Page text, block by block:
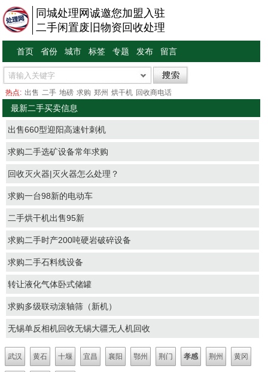
同城处理网诚邀您加盟入驻
二手闲置废旧物资回收处理
首页 省份 城市 标签 专题 发布 留言
热点: 出售 二手 地磅 求购 郑州 烘干机 回收商电话
最新二手买卖信息
出售660型迎阳高速针刺机
求购二手选矿设备常年求购
回收灭火器|灭火器怎么处理？
求购一台98新的电动车
二手烘干机出售95新
求购二手时产200吨硬岩破碎设备
求购二手石料线设备
转让液化气体卧式储罐
求购多级联动滚轴筛（新机）
无锡单反相机回收无锡大疆无人机回收
武汉 黄石 十堰 宜昌 襄阳 鄂州 荆门 孝感 荆州 黄冈